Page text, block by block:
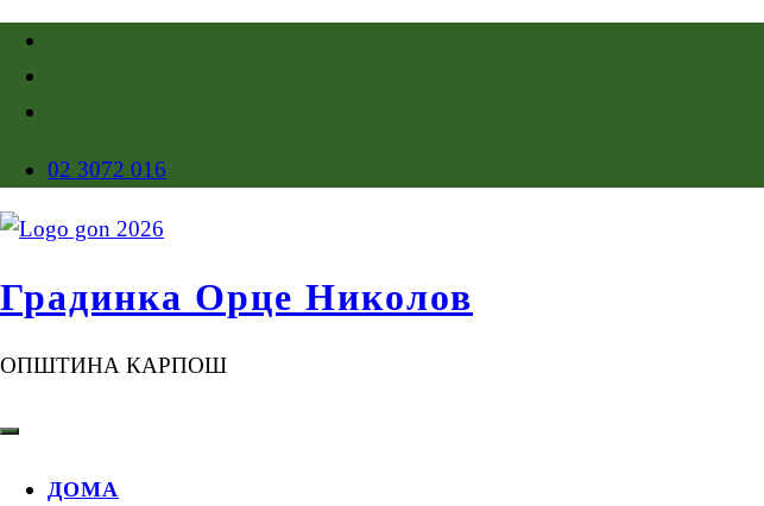
02 3072 016
Градинка Орце Николов
ОПШТИНА КАРПОШ
ДОМА